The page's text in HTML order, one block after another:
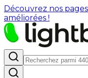
Découvrez nos
améliorées !